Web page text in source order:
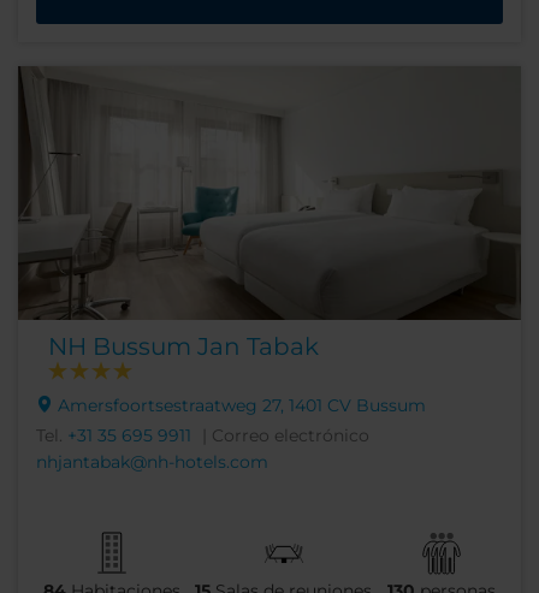
NH Bussum Jan Tabak
Amersfoortsestraatweg 27, 1401 CV Bussum
Tel. +31 35 695 9911
| Correo electrónico
nhjantabak@nh-hotels.com